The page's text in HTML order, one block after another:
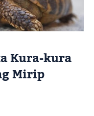
Kura-kura
Mirip